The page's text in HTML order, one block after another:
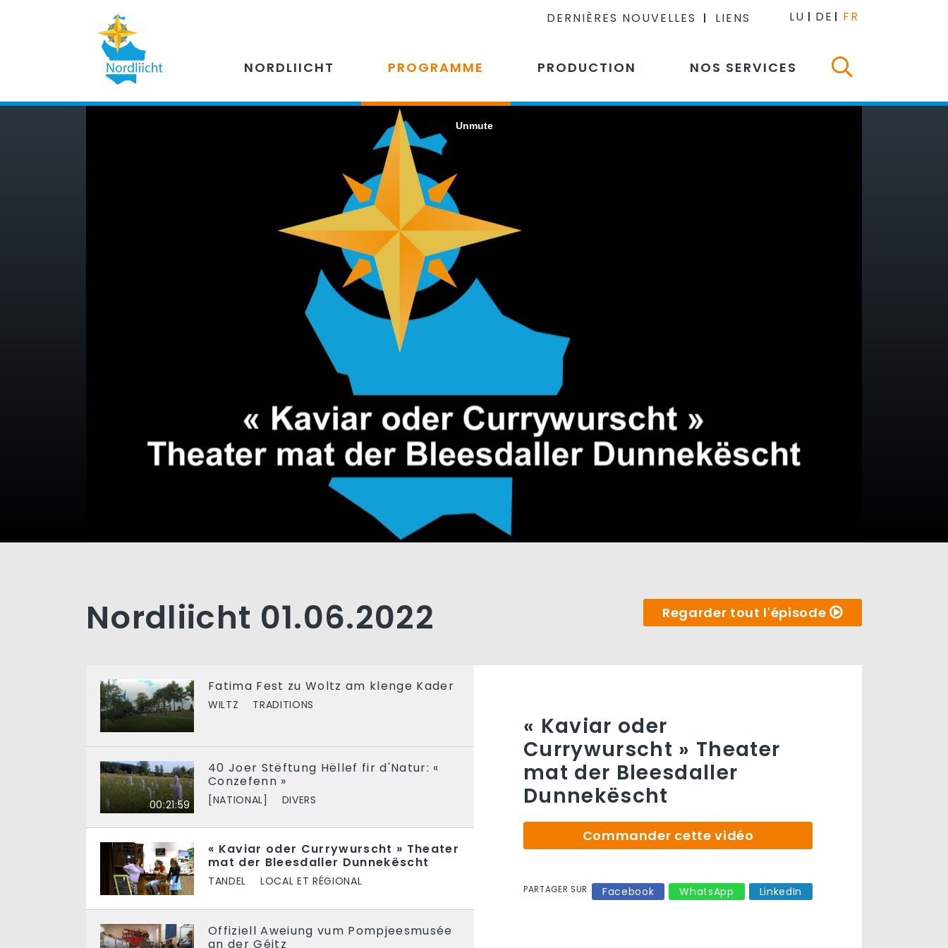
DERNIÈRES NOUVELLES LIENS LU DE FR
NORDLIICHT PROGRAMME PRODUCTION NOS SERVICES
Nordliicht 01.06.2022 Regarder tout l'épisode
Fatima Fest zu Woltz am klenge Kader
WILTZ TRADITIONS
00:21:59
40 Joer Stëftung Hëllef fir d'Natur: «
Conzefenn »
[NATIONAL] DIVERS
« Kaviar oder Currywurscht » Theater
mat der Bleesdaller Dunnekëscht
TANDEL LOCAL ET RÉGIONAL
Offiziell Aweiung vum Pompjeesmusée
an der Géitz
« Kaviar oder
Currywurscht » Theater
mat der Bleesdaller
Dunnekëscht
Commander cette vidéo
PARTAGER SUR Facebook WhatsApp LinkedIn